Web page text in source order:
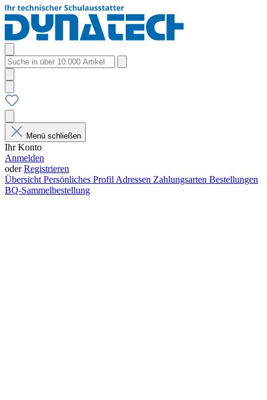
Menü schließen
Ihr Konto
Anmelden
oderRegistrieren
Übersicht Persönliches Profil Adressen Zahlungsarten Bestellungen
BQ-Sammelbestellung